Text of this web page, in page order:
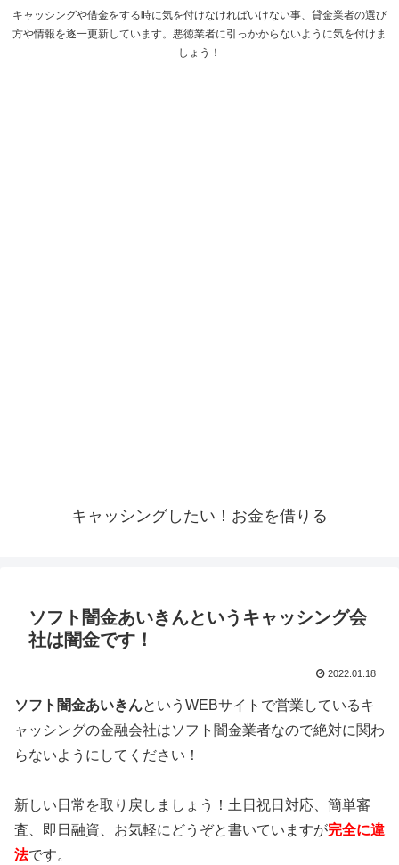
キャッシングや借金をする時に気を付けなければいけない事、貸金業者の選び
方や情報を逐一更新しています。悪徳業者に引っかからないように気を付けま
しょう！
キャッシングしたい！お金を借りる
ソフト闇金あいきんというキャッシング会
社は闇金です！
2022.01.18
ソフト闇金あいきんというWEBサイトで営業しているキ
ャッシングの金融会社はソフト闇金業者なので絶対に関わ
らないようにしてください！
新しい日常を取り戻しましょう！土日祝日対応、簡単審
査、即日融資、お気軽にどうぞと書いていますが完全に違
法です。